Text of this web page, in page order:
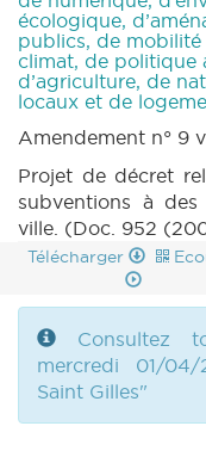
écologique,
publics, de mobilité
climat, de politique
d’agriculture, de
locaux et de
Amendement n° 9
Projet de décret
subventions à
ville. (Doc. 952
Télécharger
Consultez
mercredi 01/
Saint Gilles"